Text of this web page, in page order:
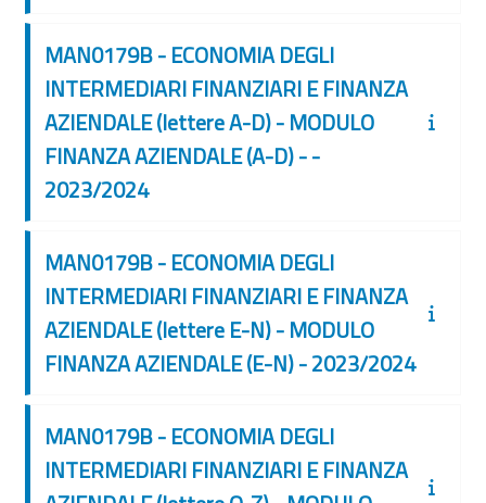
MAN0179B - ECONOMIA DEGLI
INTERMEDIARI FINANZIARI E FINANZA
AZIENDALE (lettere A-D) - MODULO
FINANZA AZIENDALE (A-D) - -
2023/2024
MAN0179B - ECONOMIA DEGLI
INTERMEDIARI FINANZIARI E FINANZA
AZIENDALE (lettere E-N) - MODULO
FINANZA AZIENDALE (E-N) - 2023/2024
MAN0179B - ECONOMIA DEGLI
INTERMEDIARI FINANZIARI E FINANZA